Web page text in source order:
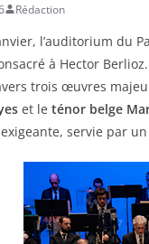
Rédaction
l’auditorium du
à Hector
trois œuvres
et le ténor belge
servie par